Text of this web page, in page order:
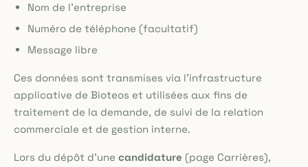
Nom de l'entreprise
Numéro de téléphone (facultatif)
Message libre
Ces données sont transmises via l'infrastructure
applicative de Bioteos et utilisées aux fins de
traitement de la demande, de suivi de la relation
commerciale et de gestion interne.
Lors du dépôt d'une candidature (page Carrières),